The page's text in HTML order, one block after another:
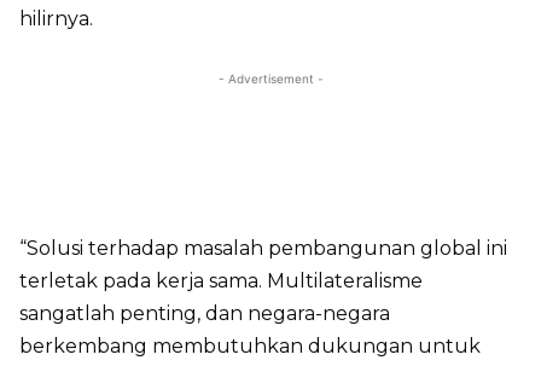
hilirnya.
- Advertisement -
“Solusi terhadap masalah pembangunan global ini
terletak pada kerja sama. Multilateralisme
sangatlah penting, dan negara-negara
berkembang membutuhkan dukungan untuk